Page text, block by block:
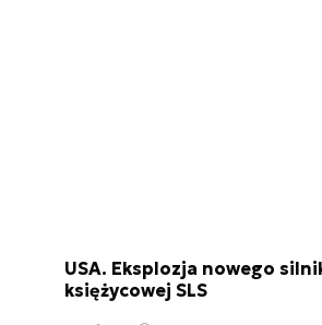
USA. Eksplozja nowego
księżycowej SLS